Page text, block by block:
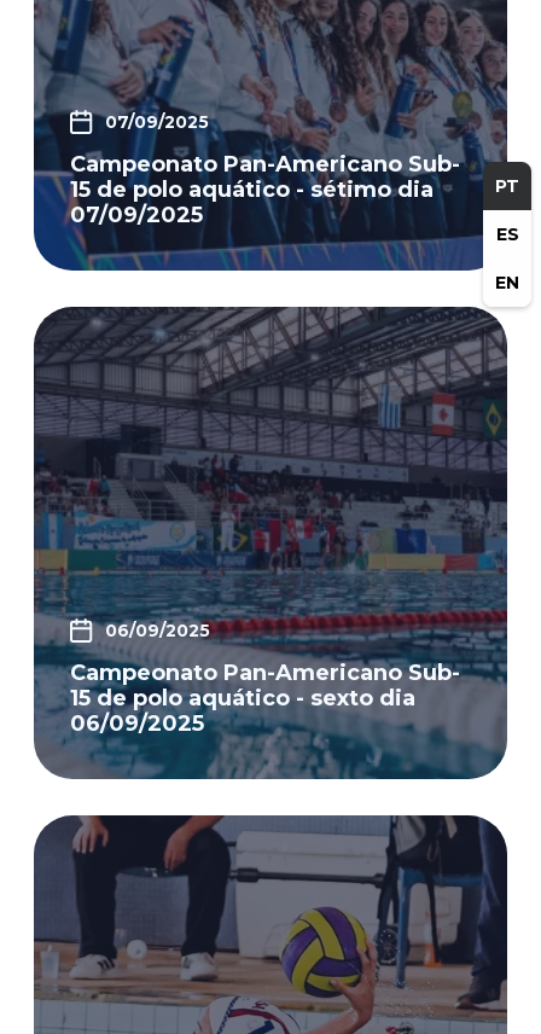
PT
ES
EN
07/09/2025
Campeonato Pan-Americano Sub-
15 de polo aquático - sétimo dia
07/09/2025
06/09/2025
Campeonato Pan-Americano Sub-
15 de polo aquático - sexto dia
06/09/2025